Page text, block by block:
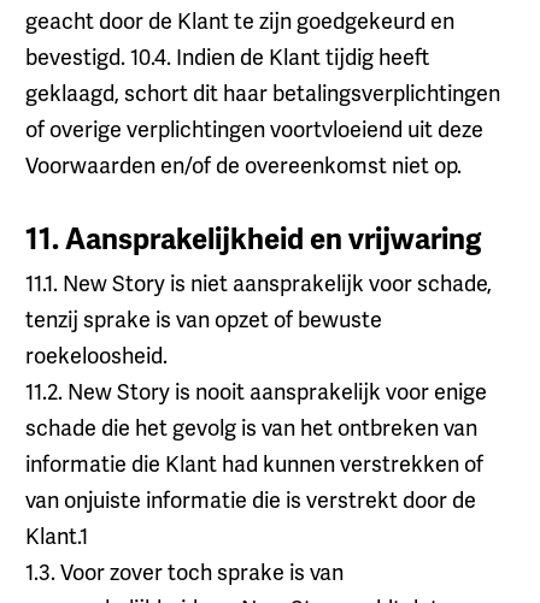
geacht door de Klant te zijn goedgekeurd en
bevestigd. 10.4. Indien de Klant tijdig heeft
geklaagd, schort dit haar betalingsverplichtingen
of overige verplichtingen voortvloeiend uit deze
Voorwaarden en/of de overeenkomst niet op.
11. Aansprakelijkheid en vrijwaring
11.1. New Story is niet aansprakelijk voor schade,
tenzij sprake is van opzet of bewuste
roekeloosheid.
11.2. New Story is nooit aansprakelijk voor enige
schade die het gevolg is van het ontbreken van
informatie die Klant had kunnen verstrekken of
van onjuiste informatie die is verstrekt door de
Klant.1
1.3. Voor zover toch sprake is van